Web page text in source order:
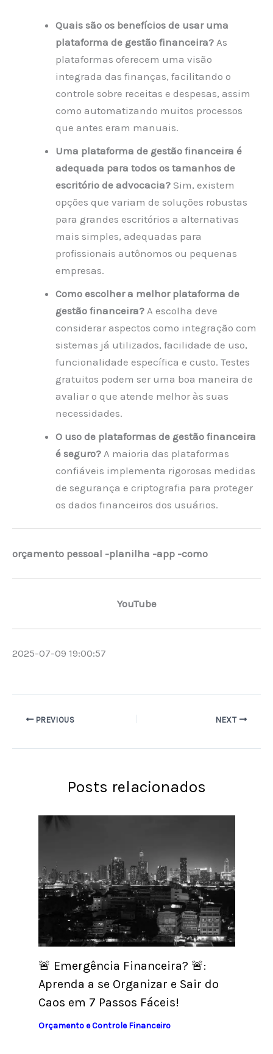
Quais são os benefícios de usar uma
plataforma de gestão financeira? As
plataformas oferecem uma visão
integrada das finanças, facilitando o
controle sobre receitas e despesas, assim
como automatizando muitos processos
que antes eram manuais.
Uma plataforma de gestão financeira é
adequada para todos os tamanhos de
escritório de advocacia? Sim, existem
opções que variam de soluções robustas
para grandes escritórios a alternativas
mais simples, adequadas para
profissionais autônomos ou pequenas
empresas.
Como escolher a melhor plataforma de
gestão financeira? A escolha deve
considerar aspectos como integração com
sistemas já utilizados, facilidade de uso,
funcionalidade específica e custo. Testes
gratuitos podem ser uma boa maneira de
avaliar o que atende melhor às suas
necessidades.
O uso de plataformas de gestão financeira
é seguro? A maioria das plataformas
confiáveis implementa rigorosas medidas
de segurança e criptografia para proteger
os dados financeiros dos usuários.
orçamento pessoal -planilha -app -como
YouTube
2025-07-09 19:00:57
PREVIOUS NEXT
Posts relacionados
🚨 Emergência Financeira? 🚨:
Aprenda a se Organizar e Sair do
Caos em 7 Passos Fáceis!
Orçamento e Controle Financeiro